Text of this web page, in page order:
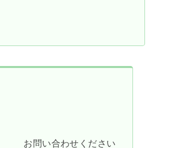
お問い合わせください